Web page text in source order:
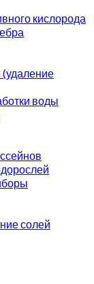
кислорода
(удаление
воды
солей